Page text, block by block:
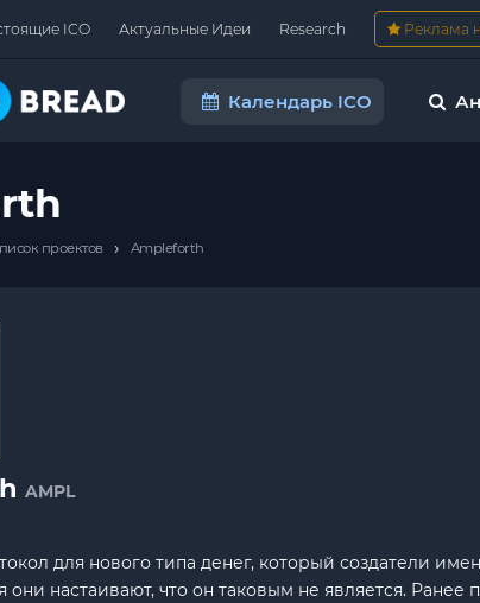
ICO Актуальные Идеи Research Реклама
Календарь ICO
проектов › Ampleforth
AMPL
для нового типа денег, который создатели
они настаивают, что он таковым не является.